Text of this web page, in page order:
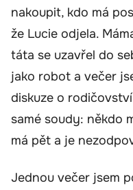
nakoupit, kdo má
že Lucie odjela.
táta se uzavřel do
jako robot a večer
diskuze o
samé soudy: někdo
má pět a je
Jednou večer jsem